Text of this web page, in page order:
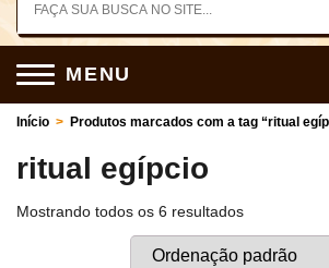
MENU
Início > Produtos marcados com a tag “ritual
ritual egípcio
Mostrando todos os 6 resultados